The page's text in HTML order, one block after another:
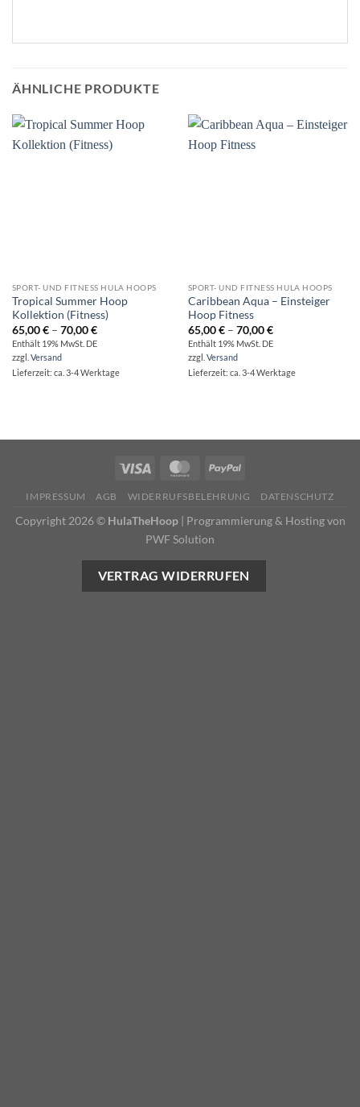
ÄHNLICHE PRODUKTE
SPORT- UND FITNESS HULA HOOPS
Tropical Summer Hoop
Kollektion (Fitness)
65,00€ – 70,00€Preisspanne:
65,00 €
bis
Enthält 19% MwSt. DE
zzgl. Versand
Lieferzeit: ca. 3-4 Werktage
SPORT- UND FITNESS HULA HOOPS
Caribbean Aqua – Einsteiger
Hoop Fitness
65,00€ – 70,00€Preisspanne:
65,00 €
bis
Enthält 19% MwSt. DE
zzgl. Versand
Lieferzeit: ca. 3-4 Werktage
IMPRESSUM AGB WIDERRUFSBELEHRUNG DATENSCHUTZ
Copyright 2026 © HulaTheHoop| Programmierung & Hosting von
PWF Solution
VERTRAG WIDERRUFEN